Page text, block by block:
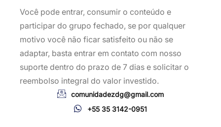
Você pode entrar, consumir o conteúdo e
participar do grupo fechado, se por qualquer
motivo você não ficar satisfeito ou não se
adaptar, basta entrar em contato com nosso
suporte dentro do prazo de 7 dias e solicitar o
reembolso integral do valor investido.
comunidadezdg@gmail.com
+55 35 3142-0951